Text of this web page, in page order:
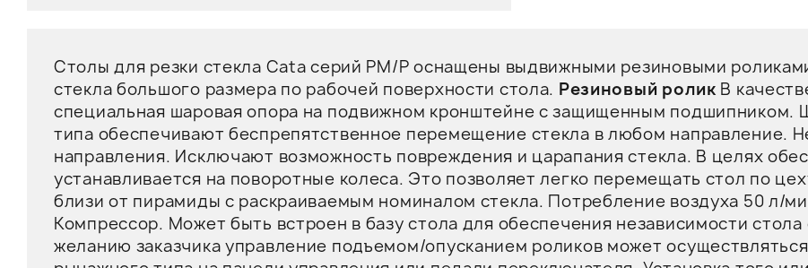
Столы для резки стекла Cata серий РМ/Р оснащены выдвижными резиновыми
стекла большого размера по рабочей поверхности стола. Резиновый ролик В
специальная шаровая опора на подвижном кронштейне с защищенным подшипником.
типа обеспечивают беспрепятственное перемещение стекла в любом направление.
направления. Исключают возможность повреждения и царапания стекла. В целях
устанавливается на поворотные колеса. Это позволяет легко перемещать стол по
близи от пирамиды с раскраиваемым номиналом стекла. Потребление воздуха 50 л/
Компрессор. Может быть встроен в базу стола для обеспечения независимости
желанию заказчика управление подъемом/опусканием роликов может